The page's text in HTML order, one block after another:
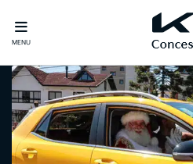
MENU